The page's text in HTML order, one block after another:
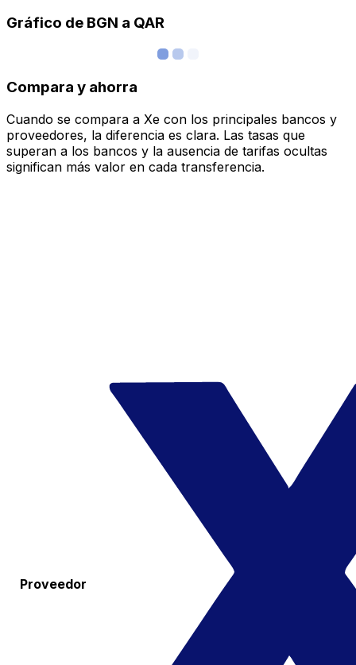
Gráfico de BGN a QAR
Compara y ahorra
Cuando se compara a Xe con los principales bancos y
proveedores, la diferencia es clara. Las tasas que
superan a los bancos y la ausencia de tarifas ocultas
significan más valor en cada transferencia.
Proveedor